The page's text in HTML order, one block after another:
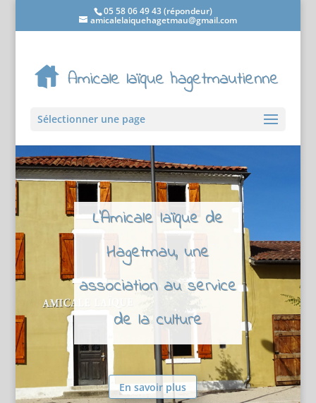
05 58 06 49 43 (répondeur)
amicalelaiquehagetmau@gmail.com
Sélectionner une page
L'Amicale laïque de
Hagetmau, une
association au service
de la culture
En savoir plus